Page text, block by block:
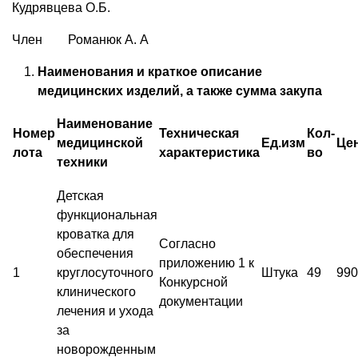
Кудрявцева О.Б.
Член Романюк А. А
Наименования и краткое описание
медицинских изделий, а также сумма закупа
Номер
лота
Наименование
медицинской
техники
Техническая
характеристика
Ед.изм
Кол-
во
1
Детская
функциональная
кроватка для
обеспечения
круглосуточного
клинического
лечения и ухода
за
новорожденным
Согласно
приложению 1 к
Конкурсной
документации
Штука 49